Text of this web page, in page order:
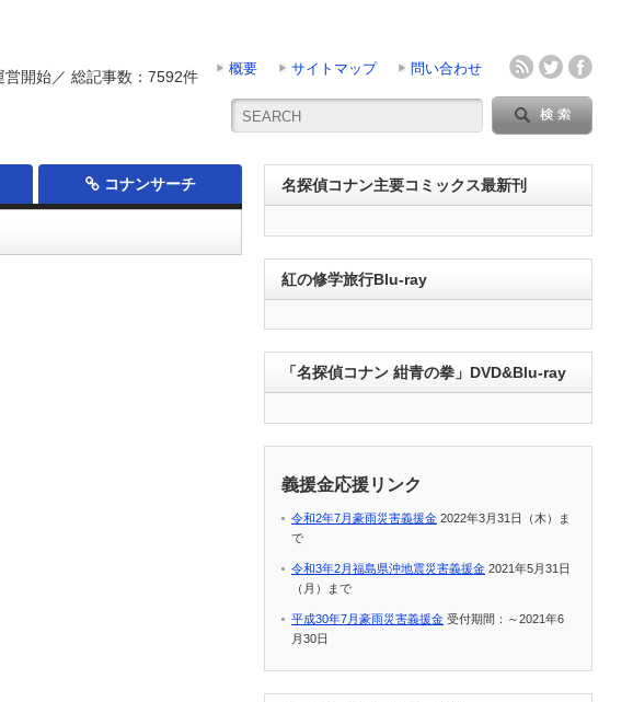
概要 サイトマップ 問い合わせ
開始／ 総記事数：7592件
コナンサーチ 名探偵コナン主要コミックス最新刊
紅の修学旅行Blu-ray
「名探偵コナン 紺青の拳」DVD&Blu-ray
義援金応援リンク
令和2年7月豪雨災害義援金 2022年3月31日（木）ま
で
令和3年2月福島県沖地震災害義援金 2021年5月31日
（月）まで
平成30年7月豪雨災害義援金 受付期間：～2021年6
月30日